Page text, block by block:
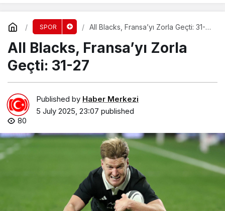
SPOR
All Blacks, Fransa’yı Zorla Geçti: 31-
All Blacks, Fransa’yı Zorla
Geçti: 31-27
Published by Haber Merkezi
5 July 2025, 23:07 published
80